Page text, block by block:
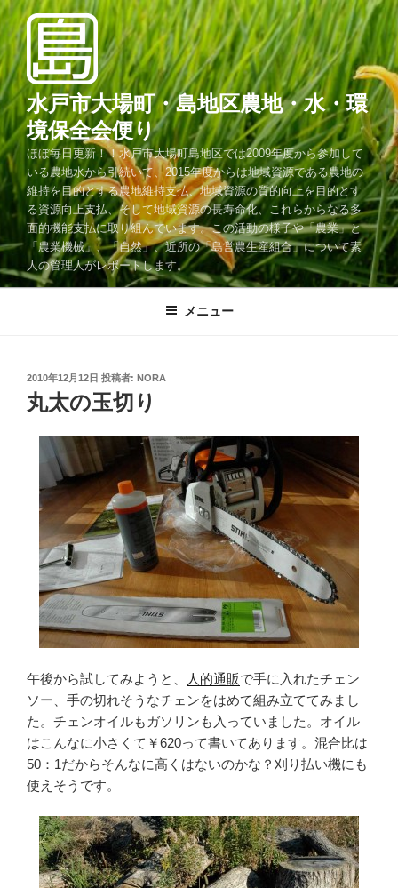
コ
ン
テ
ン
ツ
へ
ス
キ
ッ
水戸市大場町・島地区農地・水・環
境保全会便り
ほぼ毎日更新！！水戸市大場町島地区では2009年度から参加して
いる農地水から引続いて、2015年度からは地域資源である農地の
維持を目的とする農地維持支払、地域資源の質的向上を目的とす
る資源向上支払、そして地域資源の長寿命化、これらからなる多
面的機能支払に取り組んでいます。この活動の様子や「農業」と
「農業機械」、「自然」、近所の「島営農生産組合」について素
人の管理人がレポートします。
メニュー
投
稿
日:
2010年12月12日 投稿者: NORA
丸太の玉切り
午後から試してみようと、 人的通販で手に入れたチェン
ソー、手の切れそうなチェンをはめて組み立ててみまし
た。チェンオイルもガソリンも入っていました。オイル
はこんなに小さくて￥620って書いてあります。混合比は
50：1だからそんなに高くはないのかな？刈り払い機にも
使えそうです。